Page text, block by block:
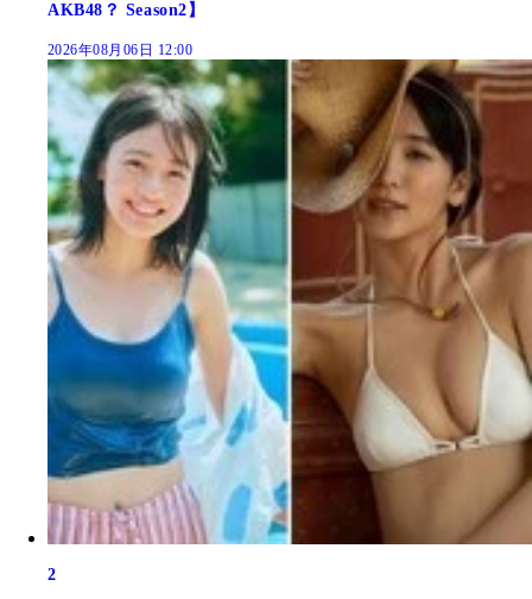
AKB48？ Season2】
2026年08月06日 12:00
2